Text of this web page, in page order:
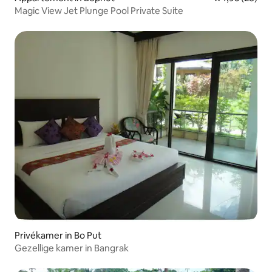
Magic View Jet Plunge Pool Private Suite
Privékamer in Bo Put
Gezellige kamer in Bangrak